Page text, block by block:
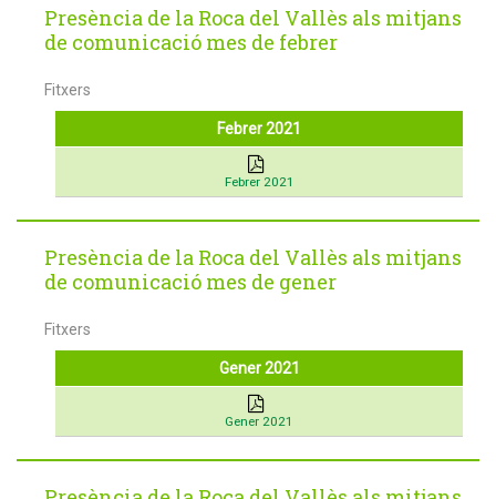
Presència de la Roca del Vallès als mitjans
de comunicació mes de febrer
Fitxers
Febrer 2021
Febrer 2021
Presència de la Roca del Vallès als mitjans
de comunicació mes de gener
Fitxers
Gener 2021
Gener 2021